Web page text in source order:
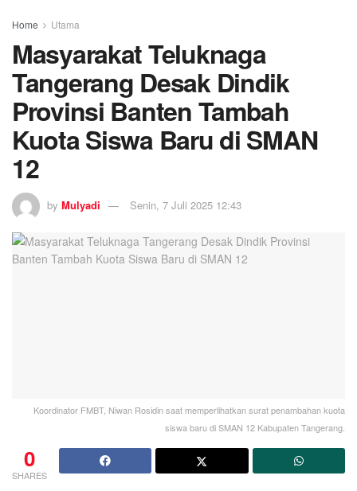
Home Utama
Masyarakat Teluknaga
Tangerang Desak Dindik
Provinsi Banten Tambah
Kuota Siswa Baru di SMAN
12
by Mulyadi Senin, 7 Juli 2025 12:43
Koordinator FMBT, Niwan Rosidin saat memperlihatkan surat penambahan kuota
siswa baru di SMAN 12 Kabupaten Tangerang.
0
SHARES